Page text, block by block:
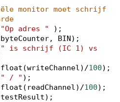
monitor moet schrijf
"Op adres "
);
byteCounter, BIN);
" is schrijf (IC 1) vs
float (writeChannel) /100);
" / " );
float ( readChannel) /100);
testResult);